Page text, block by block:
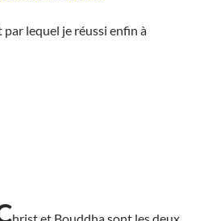
lequel je réussi enfin à
hrist et Bouddha sont les deux